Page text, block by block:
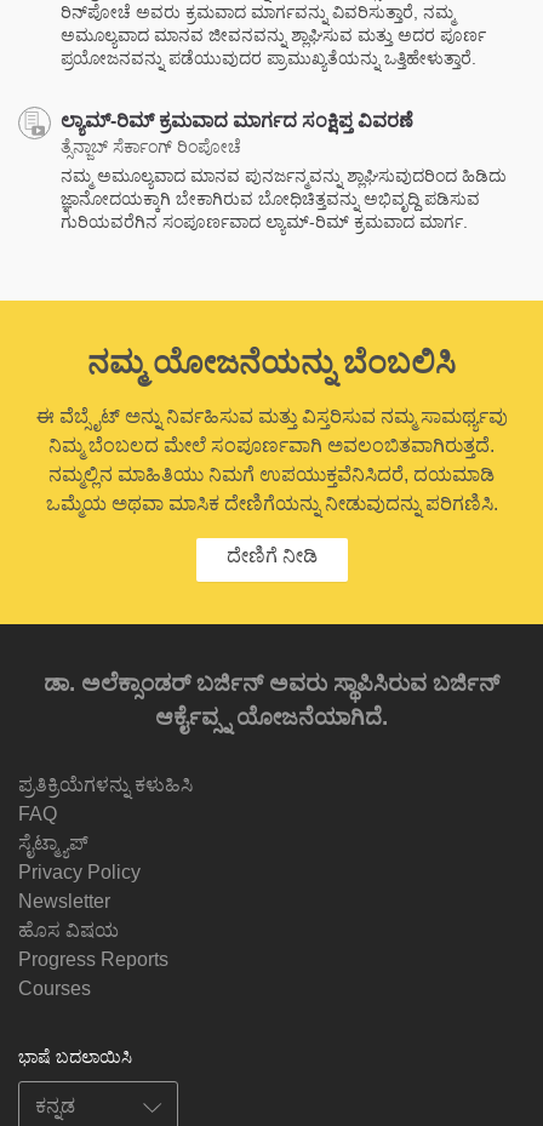
ರಿನ್‌ಪೋಚೆ ಅವರು ಕ್ರಮವಾದ ಮಾರ್ಗವನ್ನು ವಿವರಿಸುತ್ತಾರೆ, ನಮ್ಮ
ಅಮೂಲ್ಯವಾದ ಮಾನವ ಜೀವನವನ್ನು ಶ್ಲಾಘಿಸುವ ಮತ್ತು ಅದರ ಪೂರ್ಣ
ಪ್ರಯೋಜನವನ್ನು ಪಡೆಯುವುದರ ಪ್ರಾಮುಖ್ಯತೆಯನ್ನು ಒತ್ತಿಹೇಳುತ್ತಾರೆ.
ಲ್ಯಾಮ್-ರಿಮ್ ಕ್ರಮವಾದ ಮಾರ್ಗದ ಸಂಕ್ಷಿಪ್ತ ವಿವರಣೆ
ತ್ಸೆನ್ಜಾಬ್ ಸೆರ್ಕಾಂಗ್ ರಿಂಪೋಚೆ
ನಮ್ಮ ಅಮೂಲ್ಯವಾದ ಮಾನವ ಪುನರ್ಜನ್ಮವನ್ನು ಶ್ಲಾಘಿಸುವುದರಿಂದ ಹಿಡಿದು
ಜ್ಞಾನೋದಯಕ್ಕಾಗಿ ಬೇಕಾಗಿರುವ ಬೋಧಿಚಿತ್ತವನ್ನು ಅಭಿವೃದ್ದಿ ಪಡಿಸುವ
ಗುರಿಯವರೆಗಿನ ಸಂಪೂರ್ಣವಾದ ಲ್ಯಾಮ್-ರಿಮ್ ಕ್ರಮವಾದ ಮಾರ್ಗ.
ನಮ್ಮ ಯೋಜನೆಯನ್ನು ಬೆಂಬಲಿಸಿ
ಈ ವೆಬ್ಸೈಟ್ ಅನ್ನು ನಿರ್ವಹಿಸುವ ಮತ್ತು ವಿಸ್ತರಿಸುವ ನಮ್ಮ ಸಾಮರ್ಥ್ಯವು
ನಿಮ್ಮ ಬೆಂಬಲದ ಮೇಲೆ ಸಂಪೂರ್ಣವಾಗಿ ಅವಲಂಬಿತವಾಗಿರುತ್ತದೆ.
ನಮ್ಮಲ್ಲಿನ ಮಾಹಿತಿಯು ನಿಮಗೆ ಉಪಯುಕ್ತವೆನಿಸಿದರೆ, ದಯಮಾಡಿ
ಒಮ್ಮೆಯ ಅಥವಾ ಮಾಸಿಕ ದೇಣಿಗೆಯನ್ನು ನೀಡುವುದನ್ನು ಪರಿಗಣಿಸಿ.
ದೇಣಿಗೆ ನೀಡಿ
ಡಾ. ಅಲೆಕ್ಸಾಂಡರ್ ಬರ್ಜಿನ್ ಅವರು ಸ್ಥಾಪಿಸಿರುವ ಬರ್ಜಿನ್
ಆರ್ಕೈವ್ಸ್ನ ಯೋಜನೆಯಾಗಿದೆ.
ಪ್ರತಿಕ್ರಿಯೆಗಳನ್ನು ಕಳುಹಿಸಿ
FAQ
ಸೈಟ್ಮ್ಯಾಪ್
Privacy Policy
Newsletter
ಹೊಸ ವಿಷಯ
Progress Reports
Courses
ಭಾಷೆ ಬದಲಾಯಿಸಿ